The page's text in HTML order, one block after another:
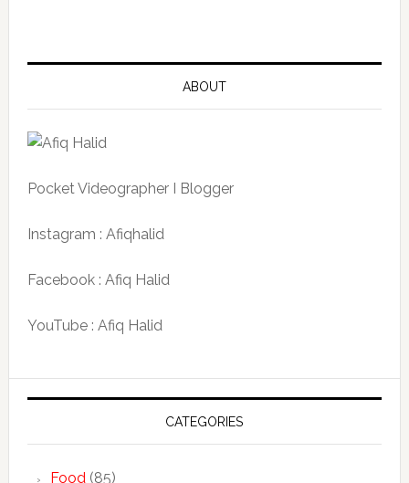
ABOUT
Pocket Videographer I Blogger
Instagram : Afiqhalid
Facebook : Afiq Halid
YouTube : Afiq Halid
CATEGORIES
Food(85)